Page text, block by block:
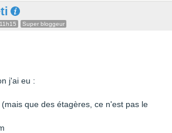
Super bloggeur
j'ai eu :
que des étagères, ce n'est pas le